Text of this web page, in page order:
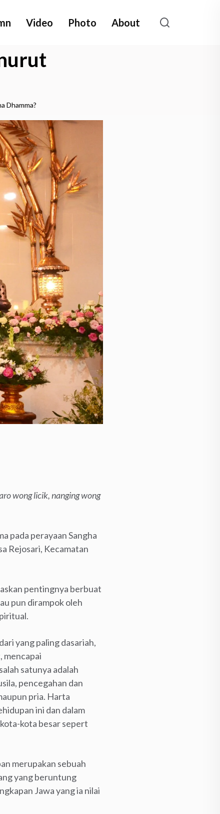
Video Photo About
Dhamma?
wong licik, nanging wong
pada perayaan Sangha
Rejosari, Kecamatan
pentingnya berbuat
pun dirampok oleh
yang paling dasariah,
mencapai
satunya adalah
pencegahan dan
pria. Harta
ini dan dalam
kota besar sepert
merupakan sebuah
yang beruntung
Jawa yang ia nilai